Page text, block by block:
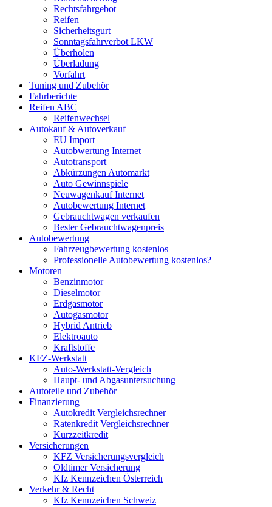
Rechtsfahrgebot
Reifen
Sicherheitsgurt
Sonntagsfahrverbot LKW
Überholen
Überladung
Vorfahrt
Tuning und Zubehör
Fahrberichte
Reifen ABC
Reifenwechsel
Autokauf & Autoverkauf
EU Import
Autobwertung Internet
Autotransport
Abkürzungen Automarkt
Auto Gewinnspiele
Neuwagenkauf Internet
Autobewertung Internet
Gebrauchtwagen verkaufen
Bester Gebrauchtwagenpreis
Autobewertung
Fahrzeugbewertung kostenlos
Professionelle Autobewertung kostenlos?
Motoren
Benzinmotor
Dieselmotor
Erdgasmotor
Autogasmotor
Hybrid Antrieb
Elektroauto
Kraftstoffe
KFZ-Werkstatt
Auto-Werkstatt-Vergleich
Haupt- und Abgasuntersuchung
Autoteile und Zubehör
Finanzierung
Autokredit Vergleichsrechner
Ratenkredit Vergleichsrechner
Kurzzeitkredit
Versicherungen
KFZ Versicherungsvergleich
Oldtimer Versicherung
Kfz Kennzeichen Österreich
Verkehr & Recht
Kfz Kennzeichen Schweiz